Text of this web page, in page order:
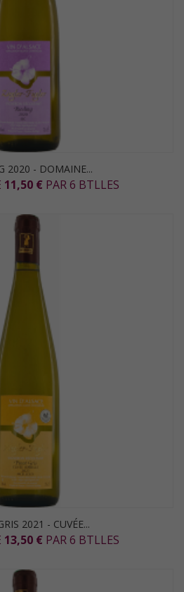
2020 - DOMAINE...
11,50 € PAR 6 BTLLES
2021 - CUVÉE...
13,50 € PAR 6 BTLLES